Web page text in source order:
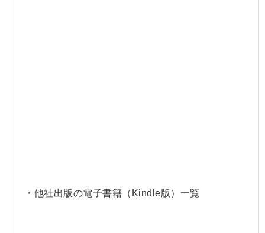
・他社出版の電子書籍（Kindle版）一覧